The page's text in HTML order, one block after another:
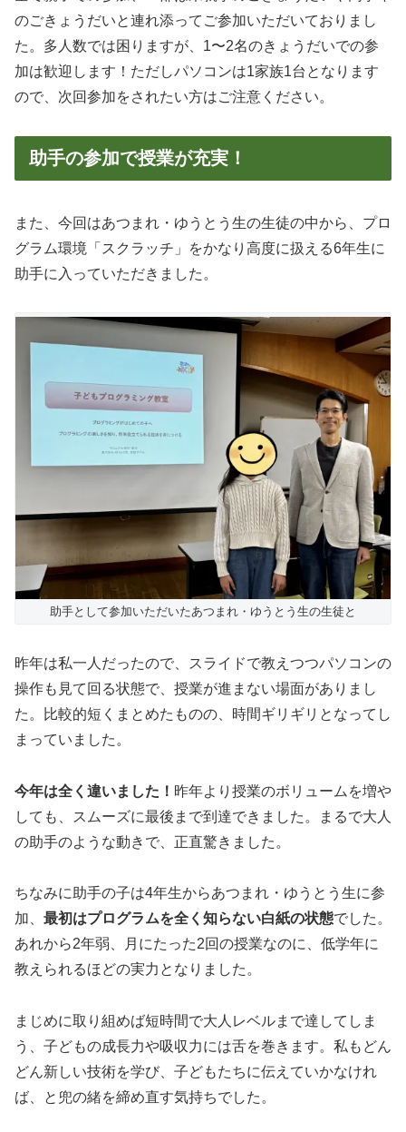
のごきょうだいと連れ添ってご参加いただいておりまし
た。多人数では困りますが、1〜2名のきょうだいでの参
加は歓迎します！ただしパソコンは1家族1台となります
ので、次回参加をされたい方はご注意ください。
助手の参加で授業が充実！
また、今回はあつまれ・ゆうとう生の生徒の中から、プロ
グラム環境「スクラッチ」をかなり高度に扱える6年生に
助手に入っていただきました。
助手として参加いただいたあつまれ・ゆうとう生の生徒と
昨年は私一人だったので、スライドで教えつつパソコンの
操作も見て回る状態で、授業が進まない場面がありまし
た。比較的短くまとめたものの、時間ギリギリとなってし
まっていました。
今年は全く違いました！ 昨年より授業のボリュームを増や
しても、スムーズに最後まで到達できました。まるで大人
の助手のような動きで、正直驚きました。
ちなみに助手の子は4年生からあつまれ・ゆうとう生に参
加、 最初はプログラムを全く知らない白紙の状態でした。
あれから2年弱、月にたった2回の授業なのに、低学年に
教えられるほどの実力となりました。
まじめに取り組めば短時間で大人レベルまで達してしま
う、子どもの成長力や吸収力には舌を巻きます。私もどん
どん新しい技術を学び、子どもたちに伝えていかなけれ
ば、と兜の緒を締め直す気持ちでした。